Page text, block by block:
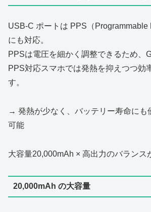
USB‑C ポートは PPS（Programmable
にも対応。
PPSは電圧を細かく調整できるため、
PPS対応スマホでは発熱を抑えつつ効
す。
→ 発熱が少なく、バッテリー寿命にも
可能
大容量20,000mAh × 高出力のバランス
20,000mAh の大容量